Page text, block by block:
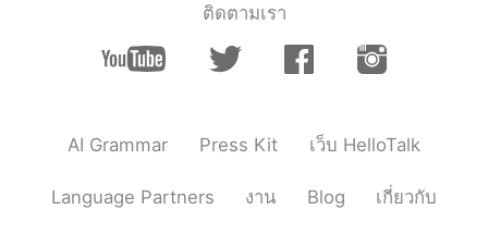
ติดตามเรา
AI Grammar Press Kit เว็บ HelloTalk
Language Partners งาน Blog เกี่ยวกับ